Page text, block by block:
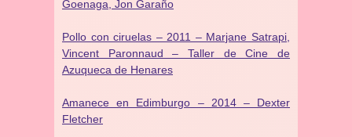
Goenaga, Jon Garaño
Pollo con ciruelas – 2011 – Marjane Satrapi,
Vincent Paronnaud – Taller de Cine de
Azuqueca de Henares
Amanece en Edimburgo – 2014 – Dexter
Fletcher